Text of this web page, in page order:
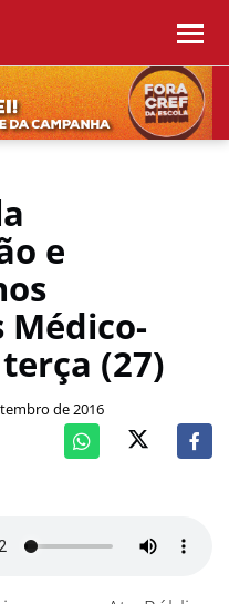
e
Médico-
(27)
de 2016